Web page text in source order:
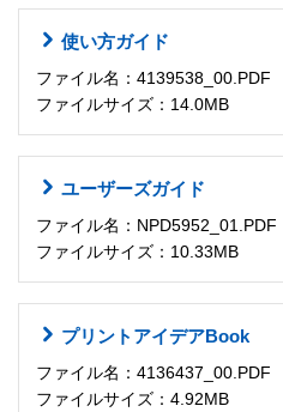
使い方ガイド
ファイル名：4139538_00.PDF
ファイルサイズ：14.0MB
ユーザーズガイド
ファイル名：NPD5952_01.PDF
ファイルサイズ：10.33MB
プリントアイデアBook
ファイル名：4136437_00.PDF
ファイルサイズ：4.92MB